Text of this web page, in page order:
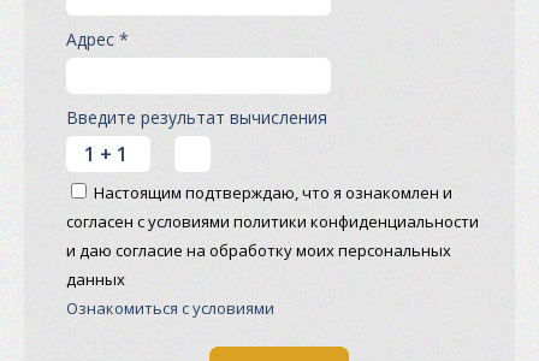
Адрес *
Введите результат вычисления
Настоящим подтверждаю, что я ознакомлен и
согласен с условиями политики конфиденциальности
и даю согласие на обработку моих персональных
данных
Ознакомиться с условиями